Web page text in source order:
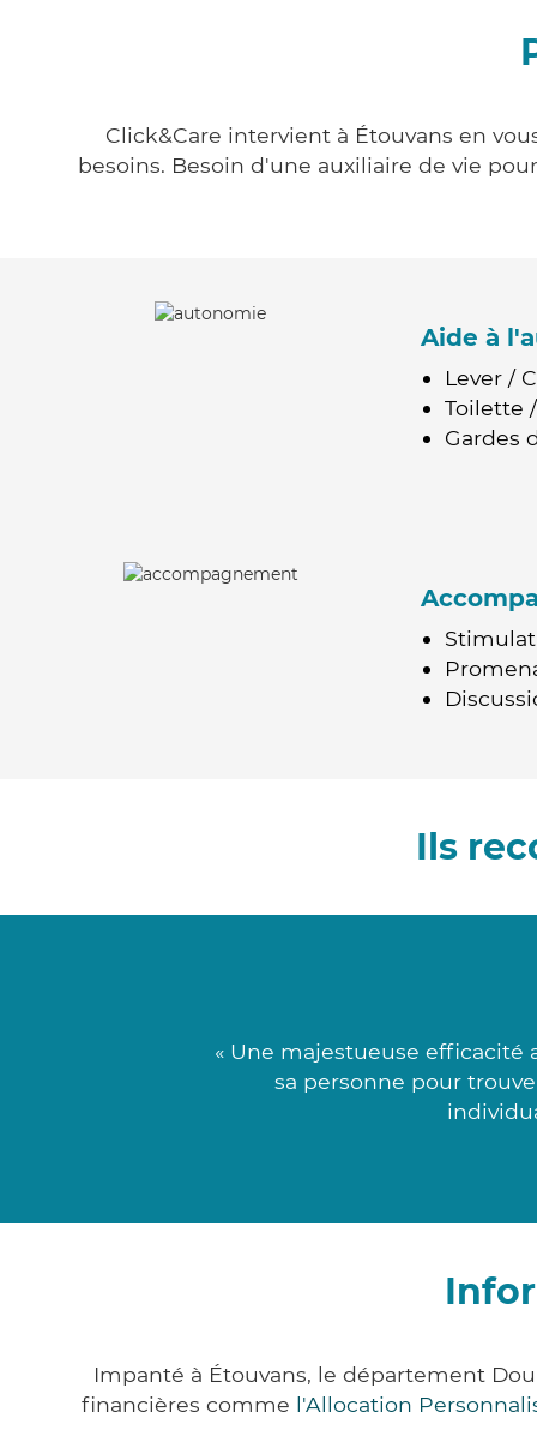
Click&Care intervient à Étouvans en
besoins. Besoin d'une auxiliaire de vie
Aide à
Lever /
Toilette
Gardes
Ils
« Une majestueuse
sa personne pour
Impanté à Étouvans, le département
financières comme l'Allocation